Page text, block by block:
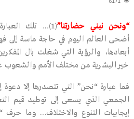
“ونحن نبني حضارتنا” (1)… تلك
أضحى العالم اليوم في حاجة ماسة إلى
أبعادها، والرؤية التي شغلت بال
خير البشرية من مختلف الأمم والشعوب
فما عبارة “نحن” التي تتصدرها إلا دعوة
الجمعي الذي يسعى إلى توطيد قيم
إيجابيات التنوع والاختلاف… وما حرف